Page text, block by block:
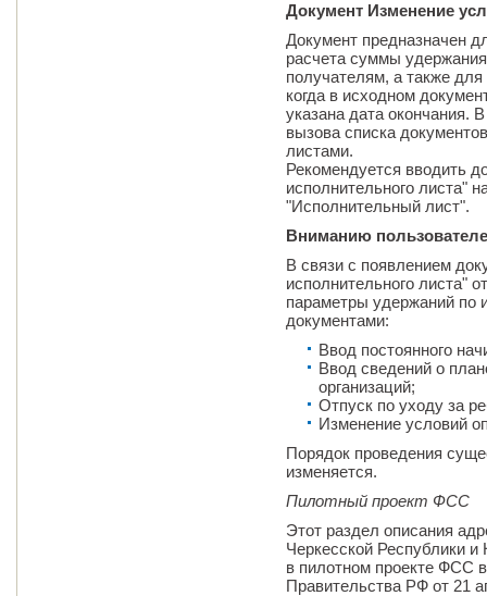
Документ Изменение
Документ предназначен
расчета суммы
получателям, а также
когда в исходном
указана дата окончания.
вызова списка
листами.
Рекомендуется вводить
исполнительного листа"
"Исполнительный лист".
Вниманию
В связи с появлением
исполнительного листа"
параметры удержаний
документами:
Ввод постоянного
Ввод сведений о
организаций;
Отпуск по уходу за
Изменение условий
Порядок проведения
изменяется.
Пилотный проект ФСС
Этот раздел описания
Черкесской Республики
в пилотном проекте ФСС
Правительства РФ от 21